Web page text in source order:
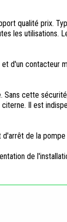
qualité prix.
les utilisations.
d'un contacteur
cette
Il est
de la pompe
de